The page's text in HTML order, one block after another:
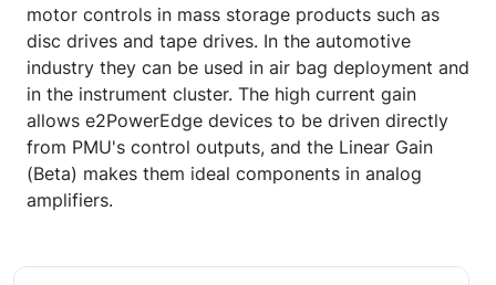
motor controls in mass storage products such as
disc drives and tape drives. In the automotive
industry they can be used in air bag deployment and
in the instrument cluster. The high current gain
allows e2PowerEdge devices to be driven directly
from PMU's control outputs, and the Linear Gain
(Beta) makes them ideal components in analog
amplifiers.